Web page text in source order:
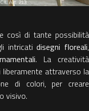
così di tante possibilità
intricatidisegni floreali,
. La creatività
liberamente attraverso la
di colori, per creare
visivo.